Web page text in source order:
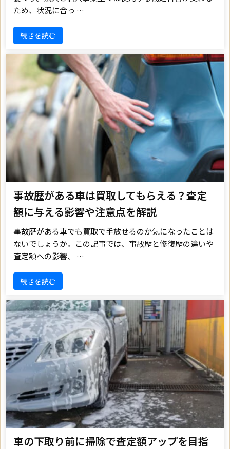
ため、状況に合っ …
続きを読む
事故歴がある車は買取してもらえる？査定
額に与える影響や注意点を解説
事故歴がある車でも買取で手放せるのか気になったことは
ないでしょうか。この記事では、事故歴と修復歴の違いや
査定額への影響、 …
続きを読む
車の下取り前に掃除で査定額アップを目指